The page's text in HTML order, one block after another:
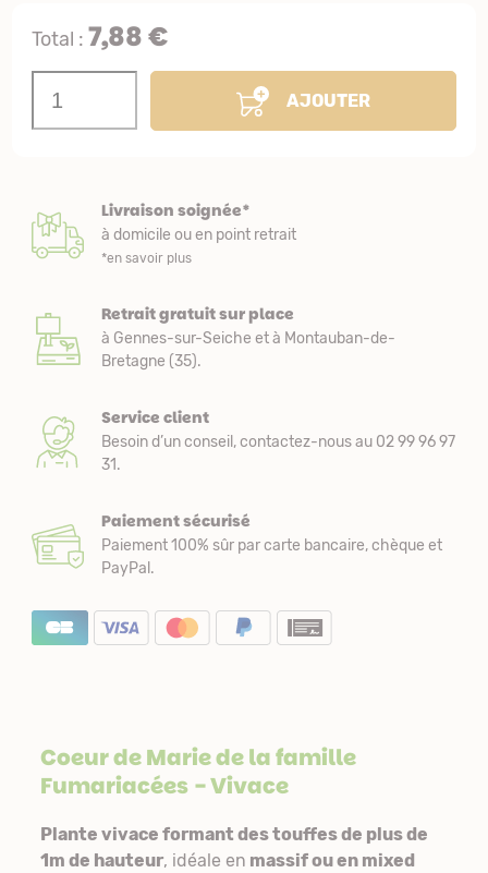
Total : 7,88 €
AJOUTER
Livraison soignée*
à domicile ou en point retrait
*en savoir plus
Retrait gratuit sur place
à Gennes-sur-Seiche et à Montauban-de-
Bretagne (35).
Service client
Besoin d’un conseil, contactez-nous au 02 99 96 97
31.
Paiement sécurisé
Paiement 100% sûr par carte bancaire, chèque et
PayPal.
Coeur de Marie de la famille
Fumariacées- Vivace
Plante vivace formant des touffes de plus de
1m de hauteur, idéale en massif ou en mixed